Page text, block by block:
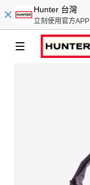
Hunter 台灣
立刻使用官方APP